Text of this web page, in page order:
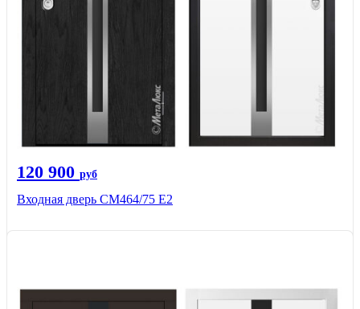
120 900 руб
Входная дверь СМ464/75 Е2